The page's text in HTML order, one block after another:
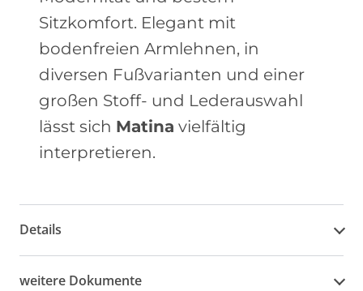
Sitzkomfort. Elegant mit
bodenfreien Armlehnen, in
diversen Fußvarianten und einer
großen Stoff- und Lederauswahl
lässt sich Matina vielfältig
interpretieren.
Details
weitere Dokumente